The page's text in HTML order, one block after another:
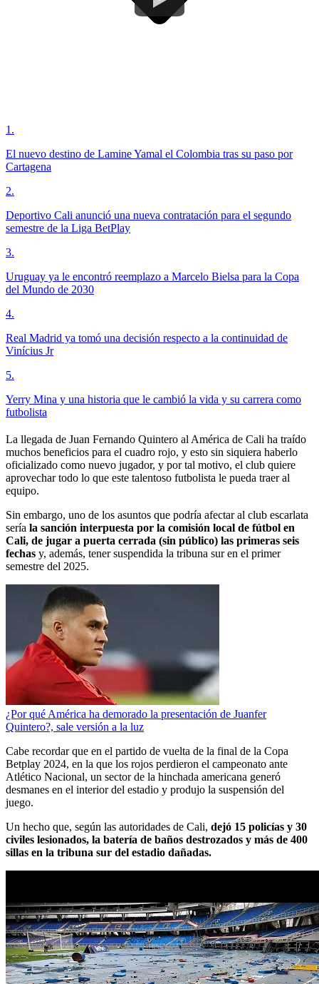
1 .
El nuevo destino de Lamine Yamal el Colombia tras su paso por
Cartagena
2.
Deportivo Cali anunció una nueva contratación para el segundo
semestre de la Liga BetPlay
3.
Uruguay ya le encontró reemplazo a Marcelo Bielsa para la Copa
del Mundo de 2030
4.
Real Madrid ya tomó una decisión respecto a la continuidad de
Vinícius Jr
5.
Yerry Mina y una historia que le cambió la vida y su carrera como
futbolista
La llegada de Juan Fernando Quintero al América de Cali ha traído
muchos beneficios para el cuadro rojo, y esto sin siquiera haberlo
oficializado como nuevo jugador, y por tal motivo, el club quiere
aprovechar todo lo que este talentoso futbolista le pueda traer al
equipo.
Sin embargo, uno de los asuntos que podría afectar al club escarlata
sería la sanción interpuesta por la comisión local de fútbol en
Cali, de jugar a puerta cerrada (sin público) las primeras seis
fechas y, además, tener suspendida la tribuna sur en el primer
semestre del 2025.
¿Por qué América ha demorado la presentación de Juanfer
Quintero?, sale versión a la luz
Cabe recordar que en el partido de vuelta de la final de la Copa
Betplay 2024, en la que los rojos perdieron el campeonato ante
Atlético Nacional, un sector de la hinchada americana generó
desmanes en el interior del estadio y produjo la suspensión del
juego.
Un hecho que, según las autoridades de Cali, dejó 15 policías y 30
civiles lesionados, la batería de baños destrozados y más de 400
sillas en la tribuna sur del estadio dañadas.